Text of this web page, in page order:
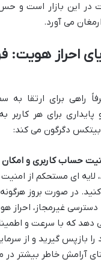
در این بازار است و حس
می آورد.
احراز هویت:
راهی برای ارتقا به
پایداری برای هر کاربر
دگرگون می کند:
حساب کاربری و امکان
لایه ای مستحکم از
در صورت بروز
دسترسی غیرمجاز، احراز
دهد که با سرعت و
بازپس گیرید و از
آرامش خاطر بیشتر